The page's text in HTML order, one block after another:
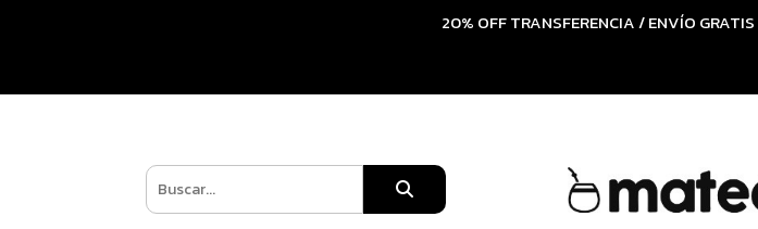
20% OFF TRANSFERENCIA / ENVÍO